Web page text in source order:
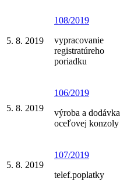
5. 8. 2019
108/2019
vypracovanie
registratúreho
poriadku
5. 8. 2019
106/2019
výroba a dodávka
oceľovej konzoly
5. 8. 2019
107/2019
telef.poplatky